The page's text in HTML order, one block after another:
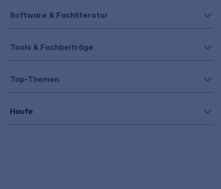
Software & Fachliteratur
Tools & Fachbeiträge
Top-Themen
Haufe